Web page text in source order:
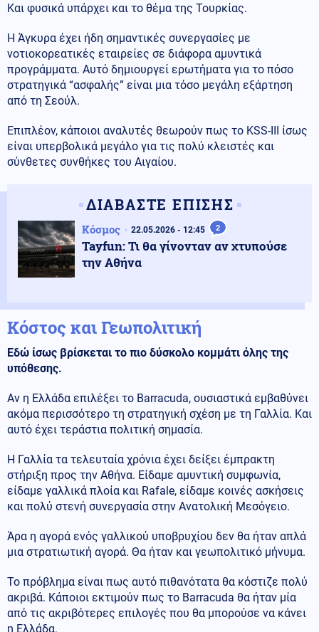
Και φυσικά υπάρχει και το θέμα της Τουρκίας.
Η Άγκυρα έχει ήδη σημαντικές συνεργασίες με
νοτιοκορεατικές εταιρείες σε διάφορα αμυντικά
προγράμματα. Αυτό δημιουργεί ερωτήματα για το πόσο
στρατηγικά “ασφαλής” είναι μια τόσο μεγάλη εξάρτηση
από τη Σεούλ.
Επιπλέον, κάποιοι αναλυτές θεωρούν πως το KSS-III ίσως
είναι υπερβολικά μεγάλο για τις πολύ κλειστές και
σύνθετες συνθήκες του Αιγαίου.
ΔΙΑΒΑΣΤΕ ΕΠΙΣΗΣ
Κόσμος 22.05.2026 - 12:45 2
Tayfun: Τι θα γίνονταν αν χτυπούσε
την Αθήνα
Κόστος και Γεωπολιτική
Εδώ ίσως βρίσκεται το πιο δύσκολο κομμάτι όλης της
υπόθεσης.
Αν η Ελλάδα επιλέξει το Barracuda, ουσιαστικά εμβαθύνει
ακόμα περισσότερο τη στρατηγική σχέση με τη Γαλλία. Και
αυτό έχει τεράστια πολιτική σημασία.
Η Γαλλία τα τελευταία χρόνια έχει δείξει έμπρακτη
στήριξη προς την Αθήνα. Είδαμε αμυντική συμφωνία,
είδαμε γαλλικά πλοία και Rafale, είδαμε κοινές ασκήσεις
και πολύ στενή συνεργασία στην Ανατολική Μεσόγειο.
Άρα η αγορά ενός γαλλικού υποβρυχίου δεν θα ήταν απλά
μια στρατιωτική αγορά. Θα ήταν και γεωπολιτικό μήνυμα.
Το πρόβλημα είναι πως αυτό πιθανότατα θα κόστιζε πολύ
ακριβά. Κάποιοι εκτιμούν πως το Barracuda θα ήταν μία
από τις ακριβότερες επιλογές που θα μπορούσε να κάνει
η Ελλάδα.